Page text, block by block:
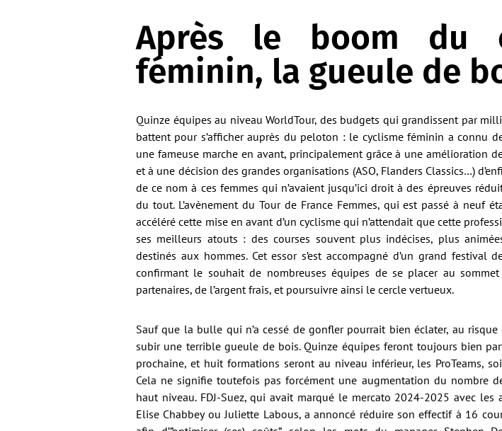
Après le boom du
féminin, la gueule de
Quinze équipes au niveau WorldTour, des budgets qui grandissent par
battent pour s’afficher auprès du peloton : le cyclisme féminin a connu
une fameuse marche en avant, principalement grâce à une amélioration
et à une décision des grandes organisations (ASO, Flanders Classics…)
de ce nom à ces femmes qui n’avaient jusqu’ici droit à des épreuves
du tout. L’avènement du Tour de France Femmes, qui est passé à neuf
accéléré cette mise en avant d’un cyclisme qui n’attendait que cette
ses meilleurs atouts : des courses souvent plus indécises, plus
destinés aux hommes. Cet essor s’est accompagné d’un grand festival
confirmant le souhait de nombreuses équipes de se placer au
partenaires, de l’argent frais, et poursuivre ainsi le cercle vertueux.
Sauf que la bulle qui n’a cessé de gonfler pourrait bien éclater, au
subir une terrible gueule de bois. Quinze équipes feront toujours bien
prochaine, et huit formations seront au niveau inférieur, les ProTeams,
Cela ne signifie toutefois pas forcément une augmentation du nombre
haut niveau. FDJ-Suez, qui avait marqué le mercato 2024-2025 avec les
Elise Chabbey ou Juliette Labous, a annoncé réduire son effectif à 16